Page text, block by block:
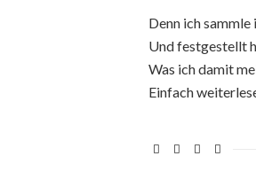
Denn ich
Und festgestellt
Was ich damit
Einfach